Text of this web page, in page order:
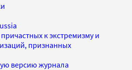
к экстремизму и
признанных
версию журнала